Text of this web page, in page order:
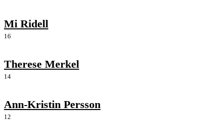
Mi Ridell
16
Therese Merkel
14
Ann-Kristin Persson
12